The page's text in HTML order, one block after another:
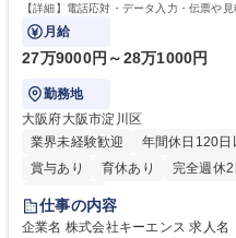
【詳細】電話応対・データ入力・伝票や
で発生する事務業務や業務改善をお任せ。
月給
27万9000円～28万1000円
勤務地
大阪府大阪市淀川区
業界未経験歓迎
年間休日120日
賞与あり
育休あり 完全週休2
土日祝休み
仕事の内容
企業名 株式会社キーエンス 求人名 【大阪・京都・滋賀】営業事務 ※未経